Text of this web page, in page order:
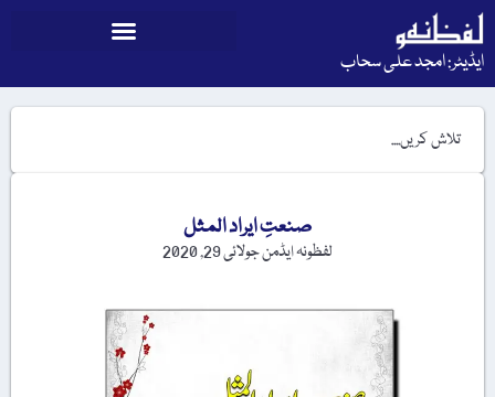
ایڈیٹر: امجد علی سحاب
صنعتِ ایراد المثل
لفظونہ ایڈمنجولائی 29, 2020